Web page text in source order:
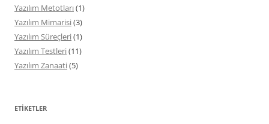
Yazılım Metotları(1)
Yazılım Mimarisi(3)
Yazılım Süreçleri(1)
Yazılım Testleri(11)
Yazılım Zanaati(5)
ETIKETLER